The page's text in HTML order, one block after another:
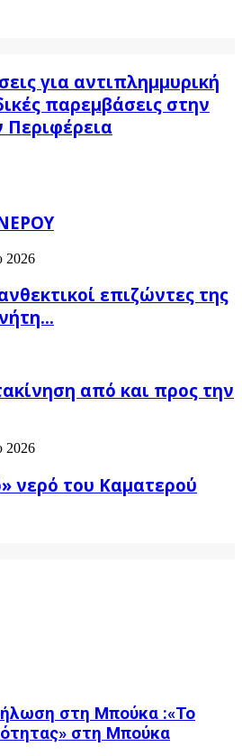
για αντιπλημμυρική
παρεμβάσεις στην
Περιφέρεια
2026
επιζώντες της
από και προς την
2026
νερό του Καματερού
στη Μπούκα :«Το
στη Μπούκα